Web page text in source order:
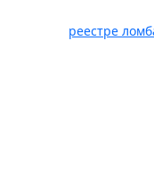
реестре